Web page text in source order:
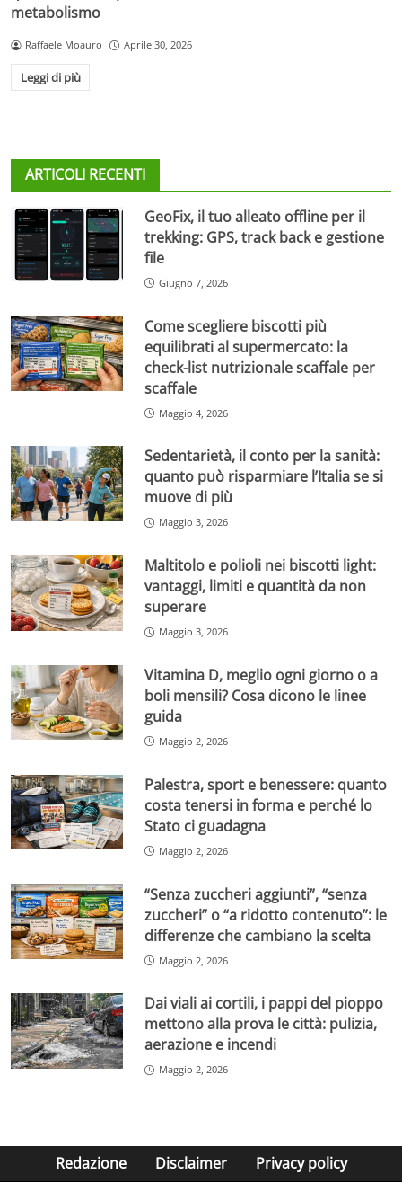
metabolismo
Raffaele Moauro Aprile 30, 2026
Leggi di più
ARTICOLI RECENTI
GeoFix, il tuo alleato offline per il
trekking: GPS, track back e gestione
file
Giugno 7, 2026
Come scegliere biscotti più
equilibrati al supermercato: la
check-list nutrizionale scaffale per
scaffale
Maggio 4, 2026
Sedentarietà, il conto per la sanità:
quanto può risparmiare l’Italia se si
muove di più
Maggio 3, 2026
Maltitolo e polioli nei biscotti light:
vantaggi, limiti e quantità da non
superare
Maggio 3, 2026
Vitamina D, meglio ogni giorno o a
boli mensili? Cosa dicono le linee
guida
Maggio 2, 2026
Palestra, sport e benessere: quanto
costa tenersi in forma e perché lo
Stato ci guadagna
Maggio 2, 2026
“Senza zuccheri aggiunti”, “senza
zuccheri” o “a ridotto contenuto”: le
differenze che cambiano la scelta
Maggio 2, 2026
Dai viali ai cortili, i pappi del pioppo
mettono alla prova le città: pulizia,
aerazione e incendi
Maggio 2, 2026
Redazione Disclaimer Privacy policy